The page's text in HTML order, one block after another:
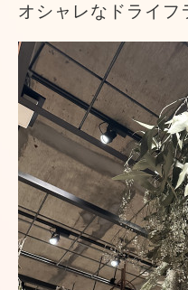
オシャレなドライフ